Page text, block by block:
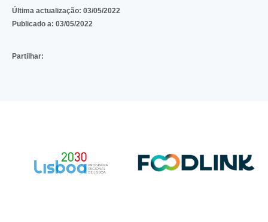
Última actualização: 03/05/2022
Publicado a: 03/05/2022
Partilhar: